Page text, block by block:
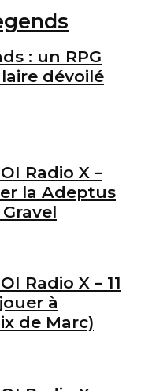
: un RPG
dévoilé
Radio X –
la Adeptus
Radio X – 11
à
de Marc)